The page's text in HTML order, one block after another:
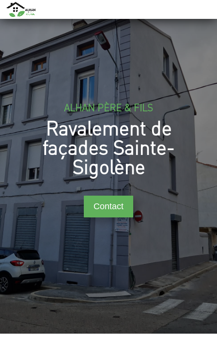
ALHAN PÈRE & FILS
Ravalement de
façades Sainte-
Sigolène
Contact